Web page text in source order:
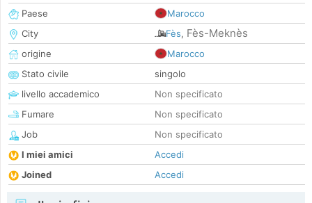
Paese
Marocco
City
Fès, Fès-Meknès
origine
Marocco
Stato civile
singolo
livello accademico
Non specificato
Fumare
Non specificato
Job
Non specificato
I miei amici
Accedi
Joined
Accedi